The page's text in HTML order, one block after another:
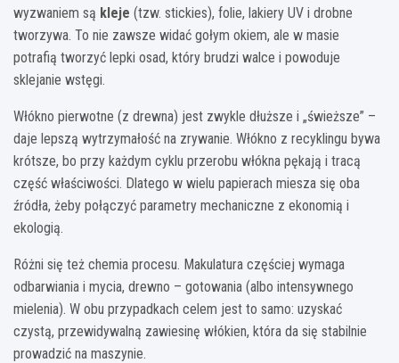
wyzwaniem są kleje (tzw. stickies), folie, lakiery UV i drobne
tworzywa. To nie zawsze widać gołym okiem, ale w masie
potrafią tworzyć lepki osad, który brudzi walce i powoduje
sklejanie wstęgi.
Włókno pierwotne (z drewna) jest zwykle dłuższe i „świeższe” –
daje lepszą wytrzymałość na zrywanie. Włókno z recyklingu bywa
krótsze, bo przy każdym cyklu przerobu włókna pękają i tracą
część właściwości. Dlatego w wielu papierach miesza się oba
źródła, żeby połączyć parametry mechaniczne z ekonomią i
ekologią.
Różni się też chemia procesu. Makulatura częściej wymaga
odbarwiania i mycia, drewno – gotowania (albo intensywnego
mielenia). W obu przypadkach celem jest to samo: uzyskać
czystą, przewidywalną zawiesinę włókien, która da się stabilnie
prowadzić na maszynie.